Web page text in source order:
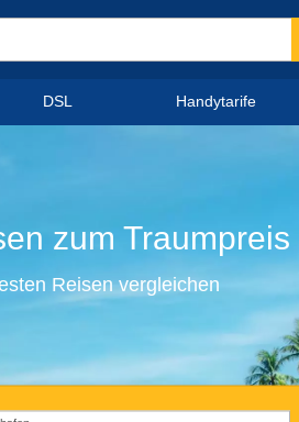
DSL Handytarife
zum Traumpreis
Reisen vergleichen